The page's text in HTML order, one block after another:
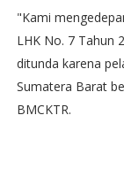
​"Kami
LHK No. 7 Tahun
ditunda karena
Sumatera Barat
BMCKTR.